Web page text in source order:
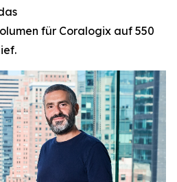
für Coralogix auf 550